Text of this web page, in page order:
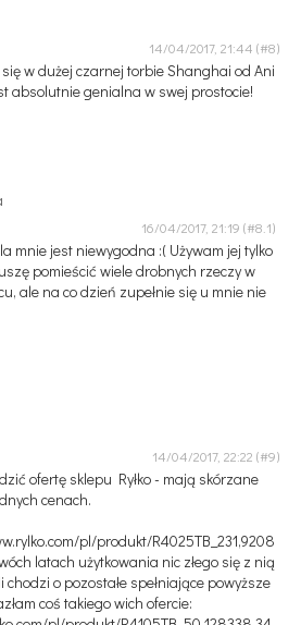
14/04/2017, 21:44
w dużej czarnej torbie Shanghai od Ani
absolutnie genialna w swej prostocie!
16/04/2017, 21:19
mnie jest niewygodna :( Używam jej tylko
pomieścić wiele drobnych rzeczy w
ale na co dzień zupełnie się u mnie nie
14/04/2017, 22:22
ofertę sklepu Ryłko - mają skórzane
cenach.
pl/produkt/R4025TB_231,9208
latach użytkowania nic złego się z nią
chodzi o pozostałe spełniające powyższe
coś takiego wich ofercie: